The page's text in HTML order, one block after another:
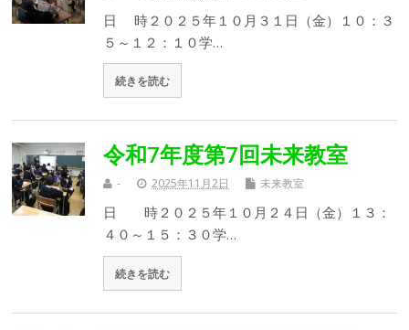
日 時２０２５年１０月３１日（金）１０：３
５～１２：１０学…
続きを読む
令和7年度第7回未来教室
- 2025年11月2日 未来教室
日 時２０２５年１０月２４日（金）１３：
４０～１５：３０学…
続きを読む